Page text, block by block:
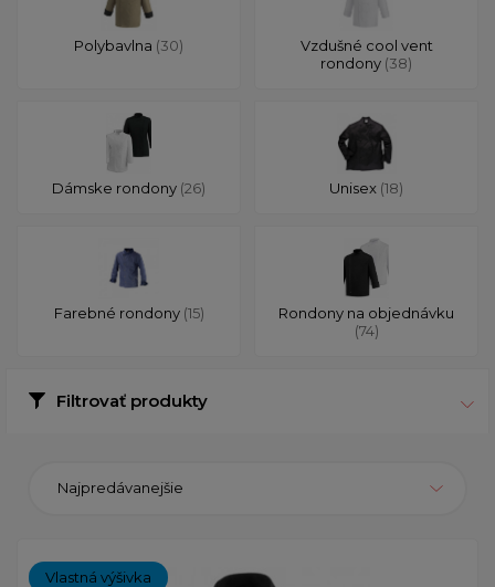
Polybavlna (30)
Vzdušné cool vent
rondony (38)
Dámske rondony (26) Unisex (18)
Farebné rondony (15)
Rondony na objednávku
(74)
Filtrovať produkty
Najpredávanejšie
Vlastná výšivka